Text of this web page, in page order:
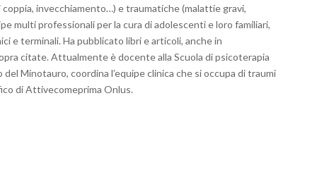
invecchiamento…) e traumatiche (malattie gravi,
multi professionali per la cura di adolescenti e loro familiari,
e terminali. Ha pubblicato libri e articoli, anche in
citate. Attualmente è docente alla Scuola di psicoterapia
Minotauro, coordina l’equipe clinica che si occupa di traumi
di Attivecomeprima Onlus.